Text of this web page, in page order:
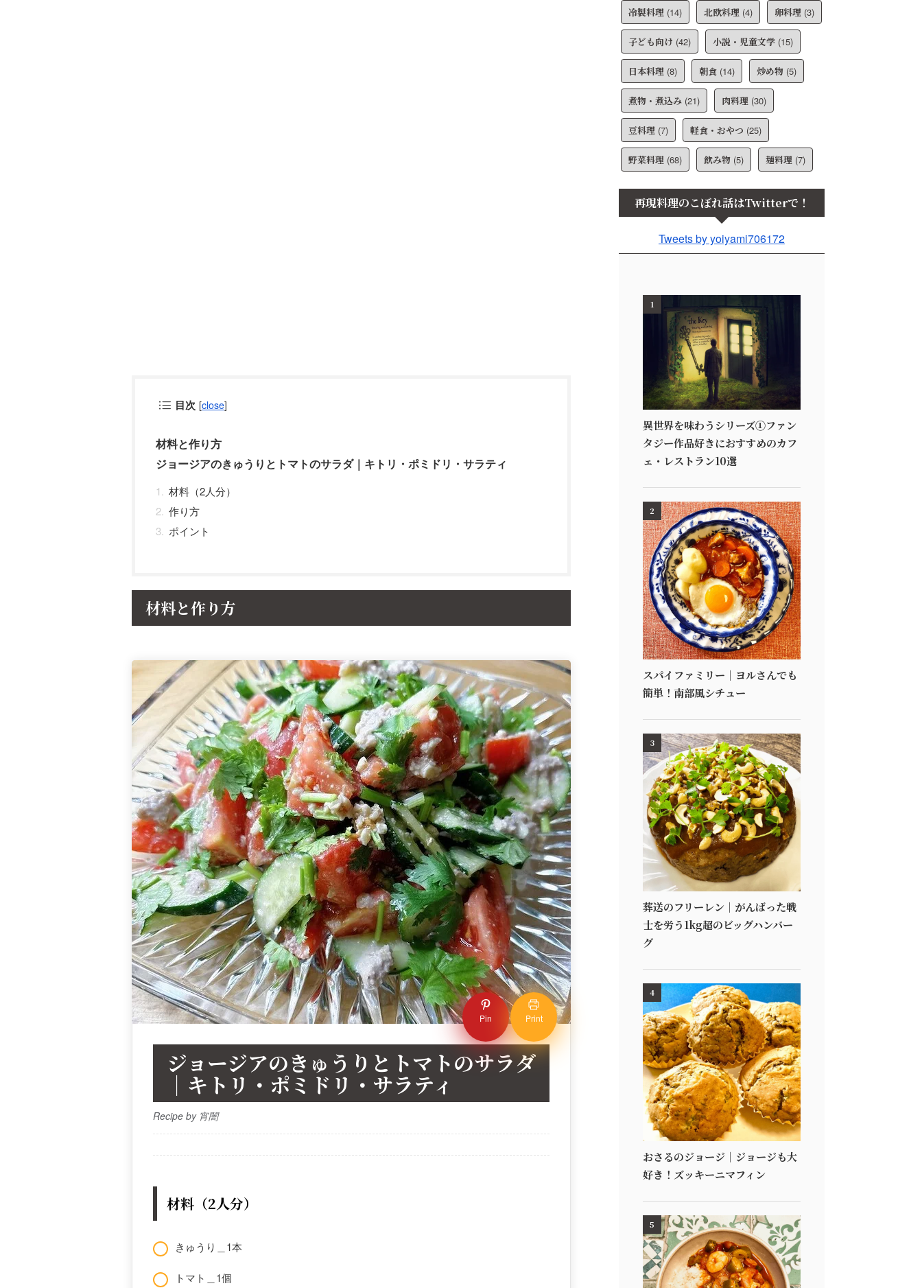
目次 [close]
材料と作り方
ジョージアのきゅうりとトマトのサラダ｜キトリ・ポミドリ・サラティ
材料（2人分）
作り方
ポイント
材料と作り方
Pin Print
ジョージアのきゅうりとトマトのサラダ
｜キトリ・ポミドリ・サラティ
Recipe by 宵闇
材料（2人分）
きゅうり＿1本
トマト＿1個
冷製料理 (14) 北欧料理 (4) 卵料理 (3)
子ども向け (42) 小説・児童文学 (15)
日本料理 (8) 朝食 (14) 炒め物 (5)
煮物・煮込み (21) 肉料理 (30)
豆料理 (7) 軽食・おやつ (25)
野菜料理 (68) 飲み物 (5) 麺料理 (7)
再現料理のこぼれ話はTwitterで！
Tweets by yoiyami706172
1
異世界を味わうシリーズ①ファン
タジー作品好きにおすすめのカフ
ェ・レストラン10選
2
スパイファミリー｜ヨルさんでも
簡単！南部風シチュー
3
葬送のフリーレン｜がんばった戦
士を労う1kg超のビッグハンバー
グ
4
おさるのジョージ｜ジョージも大
好き！ズッキーニマフィン
5